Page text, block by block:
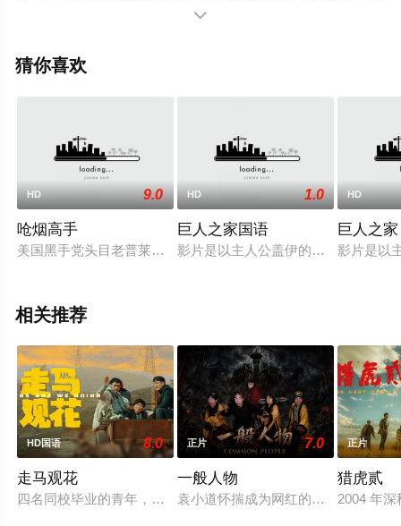
于飞等明星演员精彩演绎的香港电影，手机免费观看高清
移步至豆瓣电影、电视猫或剧情网等平台了解。

猜你喜欢
HD 9.0
呛烟高手
美国黑手党头目老普莱摩生命垂危，而此时他昔日的手下——魔
HD 1.0
巨人之家国语
影片是以主人公盖伊的角度来讲述的
HD
巨人之家
影片是以
相关推荐
HD国语 8.0
走马观花
四名同校毕业的青年，怀揣出人头地的梦想，却在大都市屡屡
正片 7.0
一般人物
袁小道怀揣成为网红的梦想创作短视
正片
猎虎贰
2004 年